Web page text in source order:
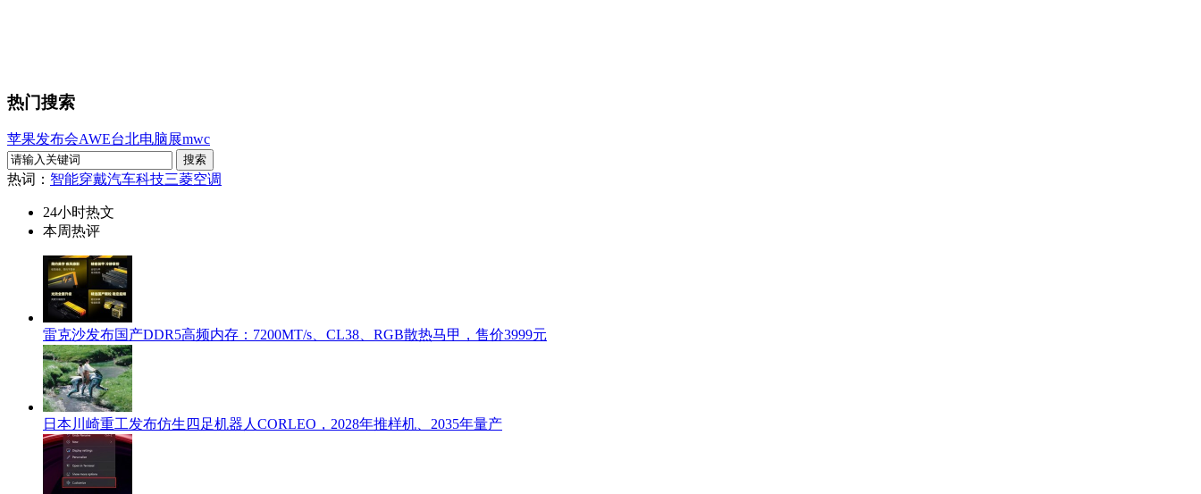
热门搜索
苹果发布会AWE台北电脑展mwc
热词： 智能穿戴汽车科技三菱空调
24小时热文
本周热评
雷克沙发布国产DDR5高频内存：7200MT/s、CL38、RGB散热马甲，售价3999元
日本川崎重工发布仿生四足机器人CORLEO，2028年推样机、2035年量产